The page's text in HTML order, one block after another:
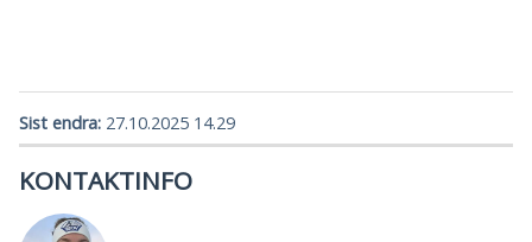
Sist endra 27.10.2025 14.29
KONTAKTINFO